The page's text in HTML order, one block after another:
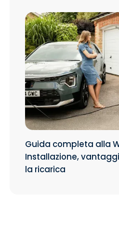
Guida completa alla
Installazione,
la ricarica